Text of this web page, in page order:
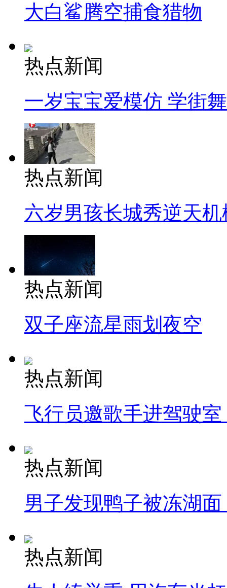
大白鲨腾空捕食猎物
热点新闻
一岁宝宝爱模仿 学街
热点新闻
六岁男孩长城秀逆天机
热点新闻
双子座流星雨划夜空
热点新闻
飞行员邀歌手进驾驶
热点新闻
男子发现鸭子被冻湖
热点新闻